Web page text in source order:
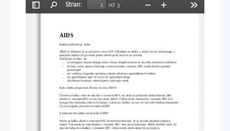
Preklopi
Stran:
od 3
Pomanjšaj
AIDS
Kakšna bolezen je Aids?
AIDS je bolezen, ki jo povzroča virus HIV. Okužimo se lahko v stiku s krvjo okuženega, s
spolnimi odnosi ali pa otrok preko mame pred, med in po porodu.
Zaščitimo se tako, da:
-
se varujemo neposrednega stika s krvjo drugih oseb ali se ob stiku primerno zaščitimo
-
živimo varno spolno življenje e enim stalnim, zvestim, HIV neokuženim spolnim
partnerjem
-
pri vsakem tveganem spolnem odnosu obvezno uporabljamo kondom
-
ne uporabljamo igel, ki so jih že uporabljali drugi
-
okuženim ženskam odsvetujemo rojevanje otrok
Kako lahko prepoznaš človeka ki ima AIDS?
Človek je lahko vrsto let okužen z virusom HIV, ne da bi se prikazali znaki bolezni. Biti
okužen z virusom HIV ni isto kot imeti AIDS. Veliko ljudi, okuženih z virusom HIV živi
mnoga leta normalno zdravo življenje. Lahko pa zbolijo za eno ali več zelo hudimi boleznimi.
Če se to zgodi, pravimo da imajo AIDS.
S katerimi leti lahko otrok dobi AIDS?
Otrok se lahko okuži z virusom HIV že med nosečnostjo, če je seveda okužena njegova
mama. Tak otrok se rodi okužen z virusom HIV. Ker pa za boleznijo AIDS zbolimo šele, ko
smo že nekaj let okuženi z virusom HIV, lahko otrok zboli nekaj let po rojstvu.